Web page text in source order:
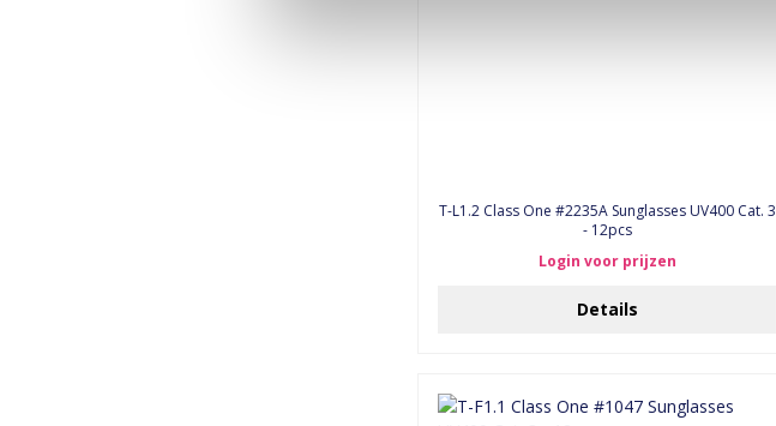
T-L1.2 Class One #2235A Sunglasses UV400 Cat. 3
- 12pcs
Login voor prijzen
Details